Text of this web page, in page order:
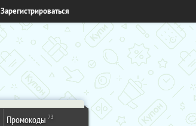
Зарегистрироваться
Промокоды 73